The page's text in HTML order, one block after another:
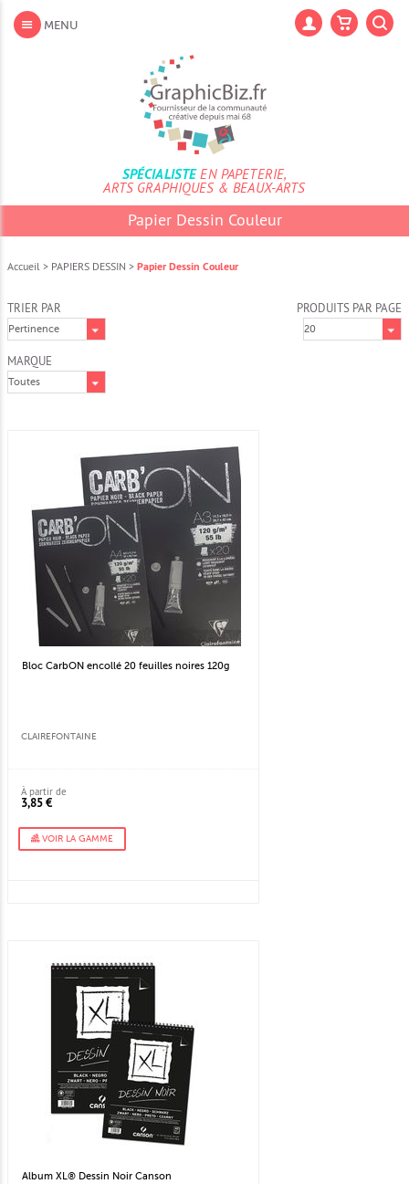
contenu
Aller
MENU
SPÉCIALISTEEN PAPETERIE,
ARTS GRAPHIQUES & BEAUX-ARTS
Papier Dessin Couleur
Accueil > PAPIERS DESSIN > Papier Dessin Couleur
TRIER PAR
MARQUE
PRODUITS PAR PAGE
Bloc CarbON encollé 20 feuilles noires 120g
CLAIREFONTAINE
À partir de
3,85 €
VOIR LA GAMME
Album XL® Dessin Noir Canson